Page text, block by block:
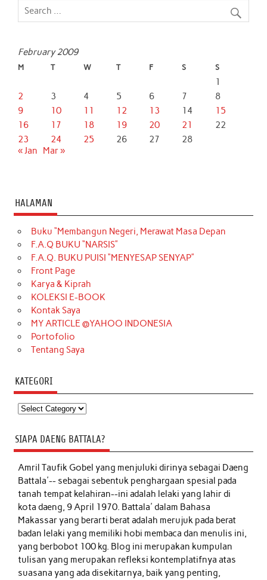
February 2009
M T W T F S S
1
2
3 4 5 6 7
8
9
10 11 12 13 14
15
16
17 18 19 20 21
22
23
24 25 26 27
28
« Jan
Mar »
HALAMAN
Buku “Membangun Negeri, Merawat Masa Depan
F.A.Q BUKU “NARSIS”
F.A.Q. BUKU PUISI “MENYESAP SENYAP”
Front Page
Karya & Kiprah
KOLEKSI E-BOOK
Kontak Saya
MY ARTICLE @YAHOO INDONESIA
Portofolio
Tentang Saya
KATEGORI
Kategori
SIAPA DAENG BATTALA?
Amril Taufik Gobelyang menjuluki dirinya sebagai Daeng
Battala'-- sebagai sebentuk penghargaan spesial pada
tanah tempat kelahiran--ini adalah lelaki yang lahir di
kota daeng, 9 April 1970. Battala' dalam Bahasa
Makassar yang berarti berat adalah merujuk pada berat
badan lelaki yang memiliki hobi membaca dan menulis ini,
yang berbobot 100 kg. Blog ini merupakan kumpulan
tulisan yang merupakan refleksi kontemplatifnya atas
suasana yang ada disekitarnya, baik yang penting,